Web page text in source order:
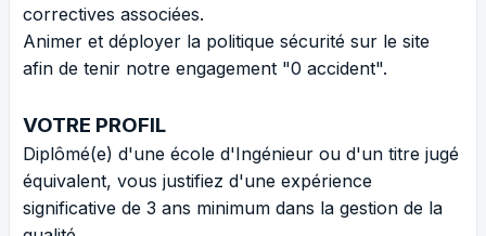
correctives associées.
Animer et déployer la politique sécurité sur le site
afin de tenir notre engagement "0 accident".
VOTRE PROFIL
Diplômé(e) d'une école d'Ingénieur ou d'un titre jugé
équivalent, vous justifiez d'une expérience
significative de 3 ans minimum dans la gestion de la